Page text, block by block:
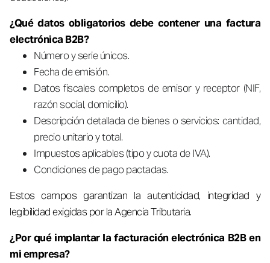
¿Qué datos obligatorios debe contener una factura
electrónica B2B?
Número y serie únicos.
Fecha de emisión.
Datos fiscales completos de emisor y receptor (NIF,
razón social, domicilio).
Descripción detallada de bienes o servicios: cantidad,
precio unitario y total.
Impuestos aplicables (tipo y cuota de IVA).
Condiciones de pago pactadas.
Estos campos garantizan la autenticidad, integridad y
legibilidad exigidas por la Agencia Tributaria.
¿Por qué implantar la facturación electrónica B2B en
mi empresa?